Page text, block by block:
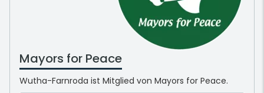
Mayors for Peace
Wutha-Farnroda ist Mitglied von Mayors for Peace.